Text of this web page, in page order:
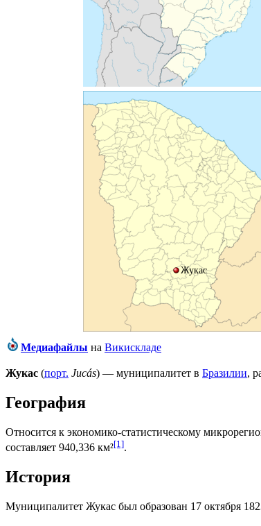
Жукас
Медиафайлы на Викискладе
Жукас (порт. Jucás) — муниципалитет в Бразилии,
География
Относится к экономико-статистическому
составляет 940,336 км²[1].
История
Муниципалитет Жукас был образован 17 октября